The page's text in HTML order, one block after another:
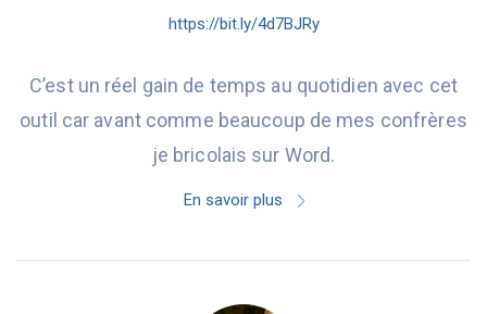
https://bit.ly/4d7BJRy
C’est un réel gain de temps au quotidien avec cet
outil car avant comme beaucoup de mes confrères
je bricolais sur Word.
En savoir plus